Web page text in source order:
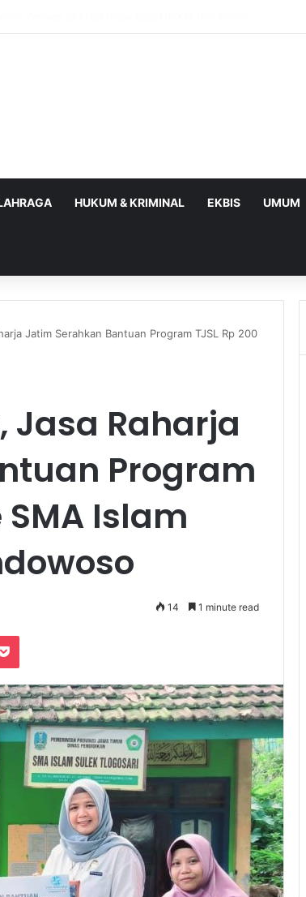
HUKUM & KRIMINAL EKBIS UMUM
Jatim Serahkan Bantuan Program TJSL Rp 200
Jasa Raharja
Program
SMA Islam
14 1 minute read
Pocket